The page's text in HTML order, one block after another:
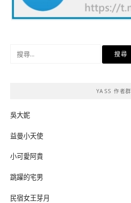
YASS 作者群
吳大妮
益曼小天使
小可愛阿貴
跳躍的宅男
民宿女王芽月